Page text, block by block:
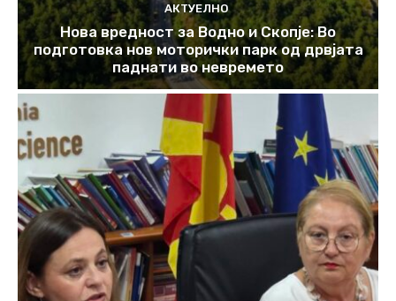
АКТУЕЛНО
Нова вредност за Водно и Скопје: Во
подготовка нов моторички парк од дрвјата
паднати во невремето